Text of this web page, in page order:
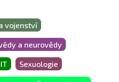
vojenství
a neurovědy
Sexuologie